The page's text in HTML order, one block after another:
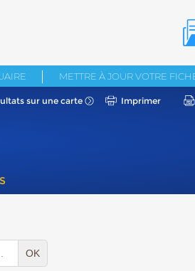
METTRE À JOUR VOTRE
sur une carte Imprimer
OK